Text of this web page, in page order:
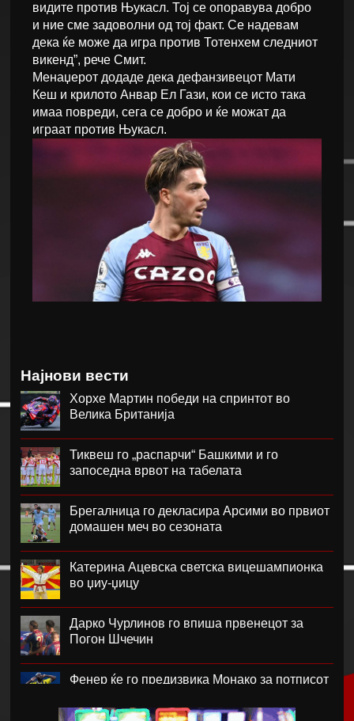
видите против Њукасл. Тој се опоравува добро
и ние сме задоволни од тој факт. Се надевам
дека ќе може да игра против Тотенхем следниот
викенд”, рече Смит.
Менаџерот додаде дека дефанзивецот Мати
Кеш и крилото Анвар Ел Гази, кои се исто така
имаа повреди, сега се добро и ќе можат да
играат против Њукасл.
Најнови вести
Хорхе Мартин победи на спринтот во
Велика Британија
Тиквеш го „распарчи“ Башкими и го
запоседна врвот на табелата
Брегалница го декласира Арсими во првиот
домашен меч во сезоната
Катерина Ацевска светска вицешампионка
во џиу-џицу
Дарко Чурлинов го впиша првенецот за
Погон Шчечин
Фенер ќе го предизвика Монако за потписот